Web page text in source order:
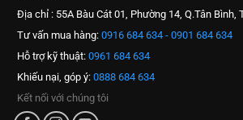
Địa chỉ : 55A Bàu Cát 01, Phường 14, Q.Tân Bình,
Tư vấn mua hàng: 0916 684 634 - 0901 684 634
Hỗ trợ kỹ thuật: 0961 684 634
Khiếu nại, góp ý: 0888 684 634
Kết nối với chúng tôi